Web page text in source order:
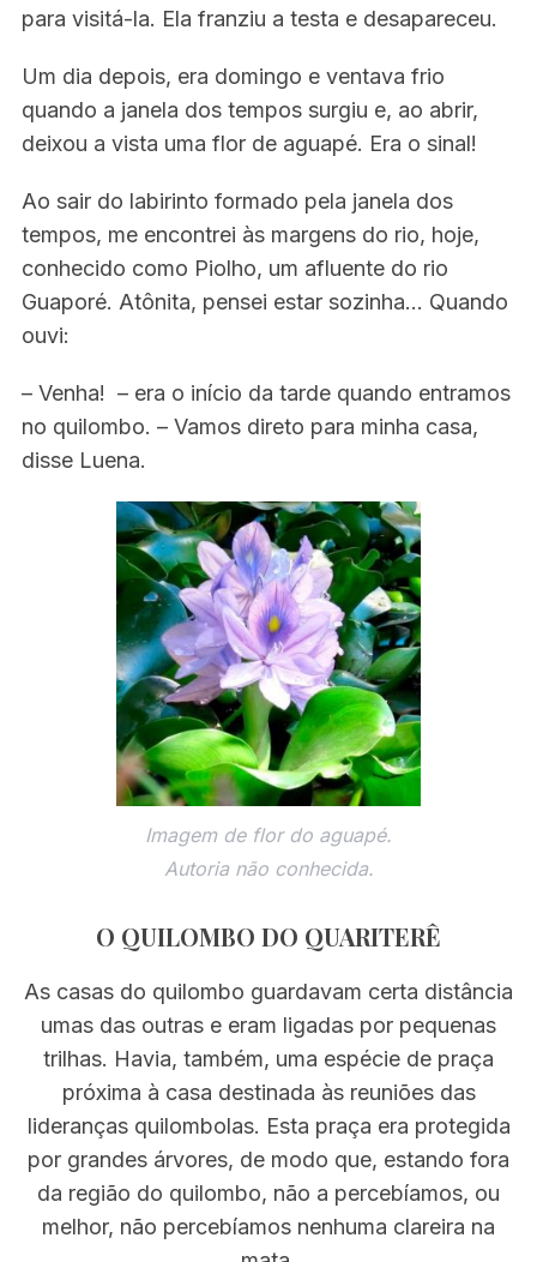
para visitá-la. Ela franziu a testa e desapareceu.
Um dia depois, era domingo e ventava frio
quando a janela dos tempos surgiu e, ao abrir,
deixou a vista uma flor de aguapé. Era o sinal!
Ao sair do labirinto formado pela janela dos
tempos, me encontrei às margens do rio, hoje,
conhecido como Piolho, um afluente do rio
Guaporé. Atônita, pensei estar sozinha… Quando
ouvi:
– Venha! – era o início da tarde quando entramos
no quilombo. – Vamos direto para minha casa,
disse Luena.
Imagem de flor do aguapé.
Autoria não conhecida.
O QUILOMBO DO QUARITERÊ
As casas do quilombo guardavam certa distância
umas das outras e eram ligadas por pequenas
trilhas. Havia, também, uma espécie de praça
próxima à casa destinada às reuniões das
lideranças quilombolas. Esta praça era protegida
por grandes árvores, de modo que, estando fora
da região do quilombo, não a percebíamos, ou
melhor, não percebíamos nenhuma clareira na